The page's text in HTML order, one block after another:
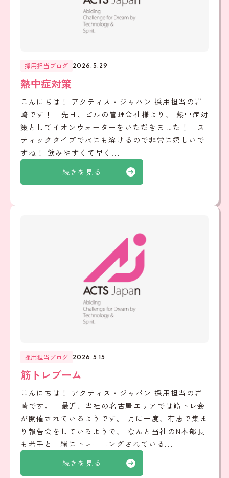
続きを見る
採用担当ブログ 2026.5.29
熱中症対策
こんにちは！ アクティス・ジャパン 採用担当の岩
崎です！ 先日、ビルの管理会社様より、 熱中症対
策としてイオンウォーターをいただきました！ ス
ティックタイプで水にも溶けるので非常に嬉しいで
すね！ 飲みやすくて早く...
続きを見る
採用担当ブログ 2026.5.15
筋トレブーム
こんにちは！ アクティス・ジャパン 採用担当の岩
崎です。 最近、当社の名古屋エリアでは筋トレ会
が開催されているようです。 月に一度、有志で集ま
り報告会をしているようで、 なんと当社のN本部長
も若手と一緒にトレーニングされている...